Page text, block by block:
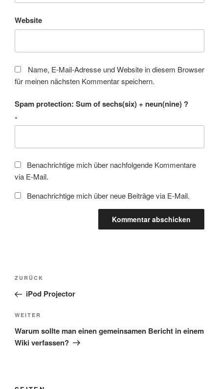
Website
Name, E-Mail-Adresse und Website in diesem Browser
für meinen nächsten Kommentar speichern.
Spam protection: Sum of sechs(six) + neun(nine) ?
*
Benachrichtige mich über nachfolgende Kommentare
via E-Mail.
Benachrichtige mich über neue Beiträge via E-Mail.
Beitragsnavigation
Vorheriger
Beitrag
ZURÜCK
iPod Projector
Nächster
Beitrag
WEITER
Warum sollte man einen gemeinsamen Bericht in einem
Wiki verfassen?